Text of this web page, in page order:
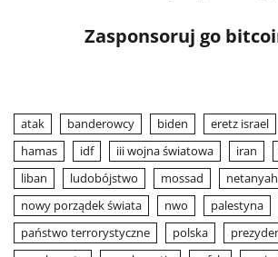
Zasponsoruj go
atak banderowcy biden eretz israel
hamas
idf iii wojna światowa iran
liban
ludobójstwo mossad
nowy porządek świata
nwo palestyna
państwo terrorystyczne
polska